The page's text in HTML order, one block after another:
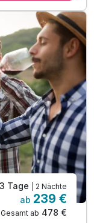
3 Tage | 2 Nächte
ab 239 €
Gesamt ab 478 €